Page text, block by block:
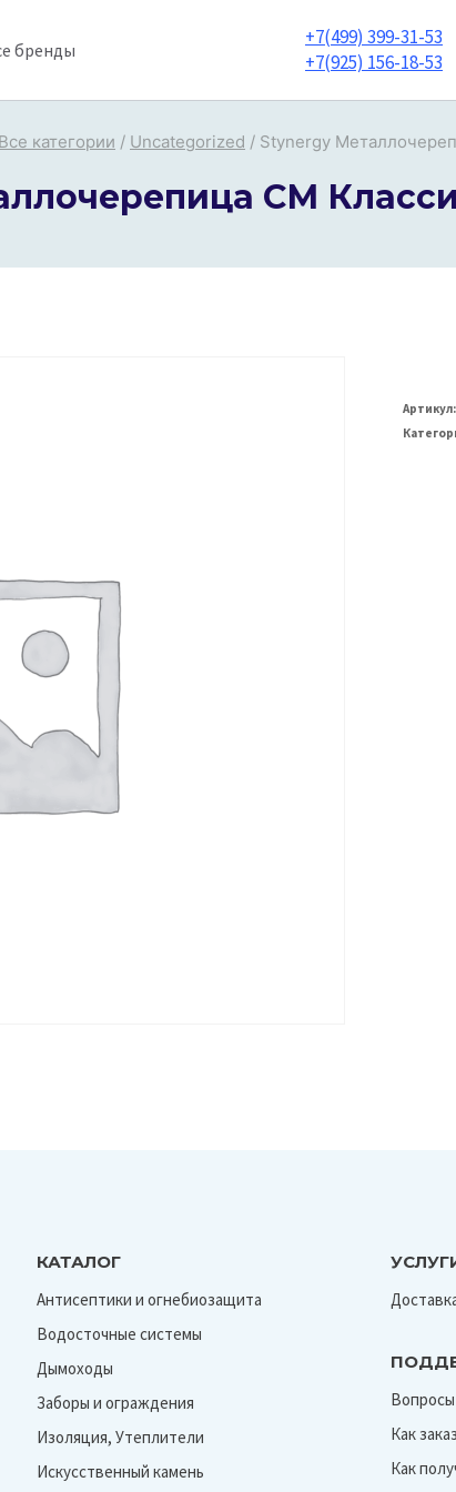
бренды
+7(499) 399-31-53
+7(925) 156-18-53
Все категории / Uncategorized / Stynergy
СМ
Артикул:
КАТАЛОГ
Антисептики и огнебиозащита
Водосточные системы
Дымоходы
Заборы и ограждения
Изоляция, Утеплители
Искусственный камень
Как
Как